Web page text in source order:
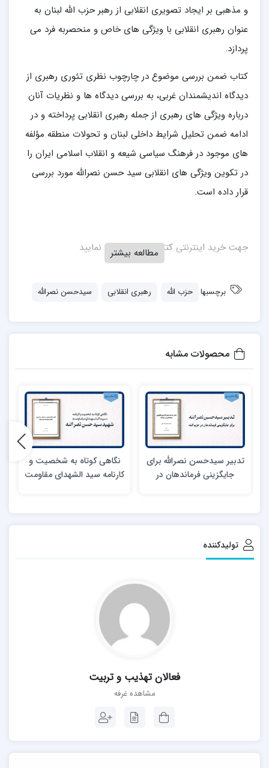
و مذهبی بر ایجاد تصویری انقلابی از رهبر حزب الله لبنان به
عنوان رهبری انقلابی با ویژگی های خاص و منحصربه فرد می
پردازد.
کتاب ضمن بررسی موضوع در چارچوب نظری تئوری رهبری از
دیدگاه اندیشمندان غربی، به بررسی دیدگاه ها و نظریات آنان
درباره ویژگی های رهبری از جمله رهبری انقلابی پرداخته و در
ادامه ضمن تحلیل شرایط داخلی لبنان و تحولات منطقه مؤلفه
های موجود در فرهنگ سیاسی شیعه و انقلاب اسلامی ایران را
در تکوین ویژگی های انقلابی سید حسن نصرالله مورد بررسی
قرار داده است.
جهت خرید اینترنتی کتاب ازاینجا اقدام نماییدمطالعه بیشتر
برچسبها حزب الله رهبری انقلابی سیدحسن نصرالله
محصولات مشابه
تدبیر سیدحسن نصرالله برای
جایگزینی فرماندهان در
نگاهی کوتاه به شخصیت و
کارنامه سید الشهدای مقاومت
تولیدکننده
فعالان تهذیب و تربیت
مشاهده غرفه